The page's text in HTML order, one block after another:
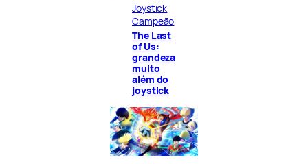
Joystick
Campeão
The Last
of Us:
grandeza
muito
além do
joystick